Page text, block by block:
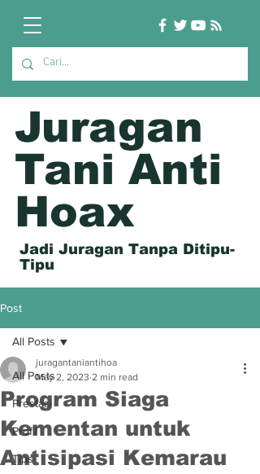
Juragan
Tani Anti
Hoax
Jadi Juragan Tanpa Ditipu-
Tipu
Post
All Posts
Prestasi
Profil
Tips
All Posts
Program Siaga
Kementan untuk
Antisipasi Kemarau
juragantaniantihoa
May 2, 2023 2 min read